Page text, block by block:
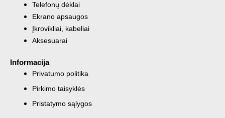
Telefonų dėklai
Ekrano apsaugos
Įkrovikliai, kabeliai
Aksesuarai
Informacija
Privatumo politika
Pirkimo taisyklės
Pristatymo sąlygos